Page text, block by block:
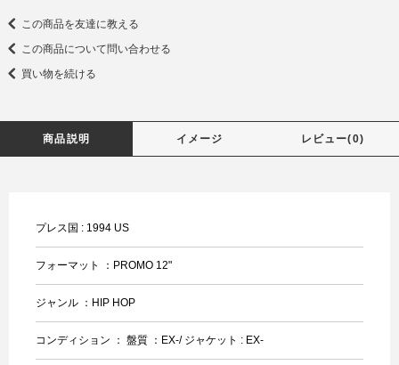
この商品を友達に教える
この商品について問い合わせる
買い物を続ける
商品説明 イメージ レビュー(0)
プレス国 : 1994 US
フォーマット ：PROMO 12"
ジャンル ：HIP HOP
コンディション ： 盤質 ：EX-/ ジャケット : EX-